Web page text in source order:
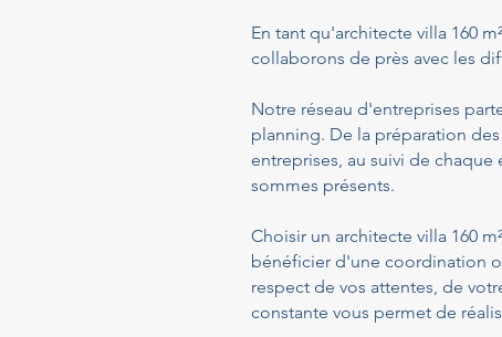
En tant qu'architecte villa 160
collaborons de près avec les
Notre réseau d'entreprises
planning. De la préparation
entreprises, au suivi de
sommes présents.
Choisir un architecte villa 160
bénéficier d'une coordination
respect de vos attentes, de
constante vous permet de